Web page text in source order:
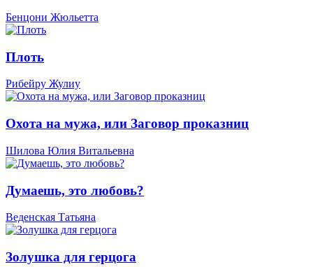
Бенцони Жюльетта
Плоть
Рибейру Жулиу
Охота на мужа, или Заговор проказниц
Шилова Юлия Витальевна
Думаешь, это любовь?
Веденская Татьяна
Золушка для герцога